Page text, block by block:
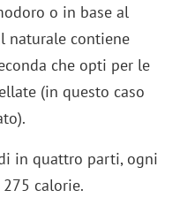
o in base al
naturale contiene
che opti per le
(in questo caso
in quattro parti, ogni
calorie.